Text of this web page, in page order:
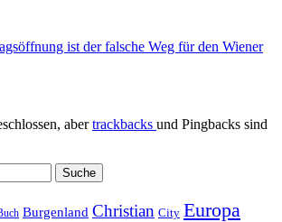
ist der falsche Weg für den Wiener
abertrackbacks und Pingbacks sind
Burgenland Christian City Europa